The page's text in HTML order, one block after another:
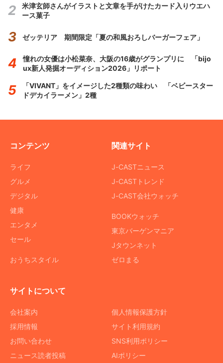
米津玄師さんがイラストと文章を手がけたカード入りウエハ
ース菓子
ゼッテリア 期間限定「夏の和風おろしバーガーフェア」
憧れの女優は小松菜奈、大阪の16歳がグランプリに 「bijo
ux新人発掘オーディション2026」リポート
「VIVANT」をイメージした2種類の味わい 「ベビースター
ドデカイラーメン」2種
コンテンツ
ライフ
グルメ
デジタル
健康
エンタメ
セール
おうちスタイル
関連サイト
J-CASTニュース
J-CASTトレンド
J-CAST会社ウォッチ
BOOKウォッチ
東京バーゲンマニア
Jタウンネット
ゼロまる
サイトについて
会社案内
採用情報
お問い合わせ
ニュース読者投稿
個人情報保護方針
サイト利用規約
SNS利用ポリシー
AIポリシー